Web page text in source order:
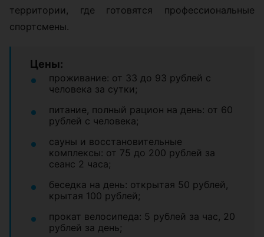
территории, где готовятся профессиональные
спортсмены.
Цены:
проживание: от 33 до 93 рублей с
человека за сутки;
питание, полный рацион на день: от 60
рублей с человека;
сауны и восстановительные
комплексы: от 75 до 200 рублей за
сеанс 2 часа;
беседка на день: открытая 50 рублей,
крытая 100 рублей;
прокат велосипеда: 5 рублей за час, 20
рублей за день;